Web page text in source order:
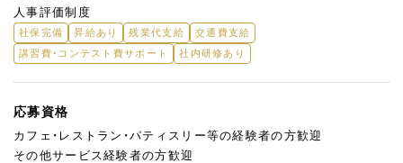
人事評価制度
社保完備 昇給あり 残業代支給
交通費支給
講習費・コンテスト費サポート
社内研修あり
応募資格
カフェ・レストラン・パティスリー等の経験者の方歓迎
その他サービス経験者の方歓迎